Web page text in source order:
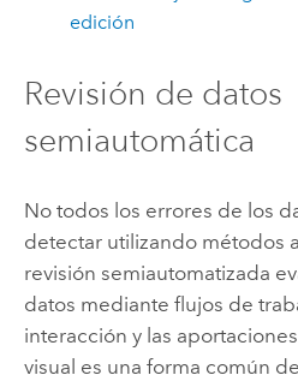
edición
Revisión de datos
semiautomática
No todos los errores de los
detectar utilizando métodos
revisión semiautomatizada
datos mediante flujos de
interacción y las
visual es una forma común